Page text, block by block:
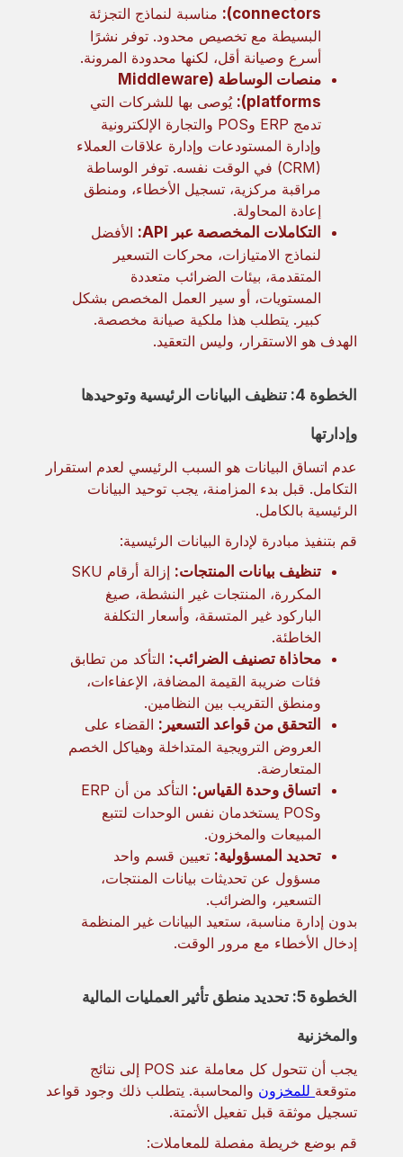
connectors):
مناسبة لنماذج التجزئة
البسيطة مع تخصيص محدود. توفر نشرًا
أسرع وصيانة أقل، لكنها محدودة المرونة.
منصات الوساطة (Middleware
platforms):
يُوصى بها للشركات التي
تدمج ERP وPOS والتجارة الإلكترونية
وإدارة المستودعات وإدارة علاقات العملاء
(CRM) في الوقت نفسه. توفر الوساطة
مراقبة مركزية، تسجيل الأخطاء، ومنطق
إعادة المحاولة.
التكاملات المخصصة عبر API:
الأفضل
لنماذج الامتيازات، محركات التسعير
المتقدمة، بيئات الضرائب متعددة
المستويات، أو سير العمل المخصص بشكل
كبير. يتطلب هذا ملكية صيانة مخصصة.
الهدف هو الاستقرار، وليس التعقيد.
الخطوة 4: تنظيف البيانات الرئيسية وتوحيدها
وإدارتها
عدم اتساق البيانات هو السبب الرئيسي لعدم استقرار
التكامل. قبل بدء المزامنة، يجب توحيد البيانات
الرئيسية بالكامل.
قم بتنفيذ مبادرة لإدارة البيانات الرئيسية:
تنظيف بيانات المنتجات:
إزالة أرقام SKU
المكررة، المنتجات غير النشطة، صيغ
الباركود غير المتسقة، وأسعار التكلفة
الخاطئة.
محاذاة تصنيف الضرائب: التأكد من تطابق
فئات ضريبة القيمة المضافة، الإعفاءات،
ومنطق التقريب بين النظامين.
التحقق من قواعد التسعير: القضاء على
العروض الترويجية المتداخلة وهياكل الخصم
المتعارضة.
اتساق وحدة القياس:
التأكد من أن ERP
وPOS يستخدمان نفس الوحدات لتتبع
المبيعات والمخزون.
تحديد المسؤولية: تعيين قسم واحد
مسؤول عن تحديثات بيانات المنتجات،
التسعير، والضرائب.
بدون إدارة مناسبة، ستعيد البيانات غير المنظمة
إدخال الأخطاء مع مرور الوقت.
الخطوة 5: تحديد منطق تأثير العمليات المالية
والمخزنية
يجب أن تتحول كل معاملة عند POS إلى نتائج
متوقعة للمخزون والمحاسبة. يتطلب ذلك وجود قواعد
تسجيل موثقة قبل تفعيل الأتمتة.
قم بوضع خريطة مفصلة للمعاملات: